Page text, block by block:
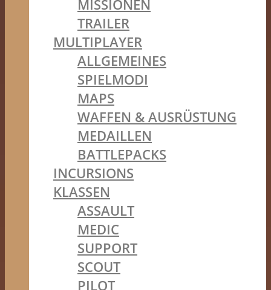
MISSIONEN
TRAILER
MULTIPLAYER
ALLGEMEINES
SPIELMODI
MAPS
WAFFEN & AUSRÜSTUNG
MEDAILLEN
BATTLEPACKS
INCURSIONS
KLASSEN
ASSAULT
MEDIC
SUPPORT
SCOUT
PILOT